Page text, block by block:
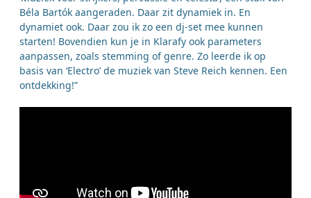
Béla Bartók aangeraden. Daar zit dynamiek in. En
dynamiet ook. Daar zou ik zo een dj-set mee kunnen
starten! Bovendien kun je in Klarafy ook parameters
aanpassen, zoals stemming of genre. Zo leerde ik op
basis van ‘Electro’ de muziek van Steve Reich kennen. Een
ontdekking!”